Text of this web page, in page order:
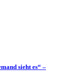
sieht es“ –